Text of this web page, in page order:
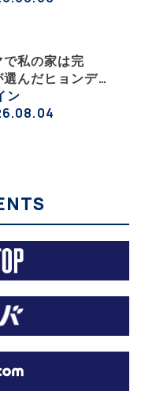
で私の家は完
んだヒョンデ
「エネルギーハ
ななみんEVレ
ン